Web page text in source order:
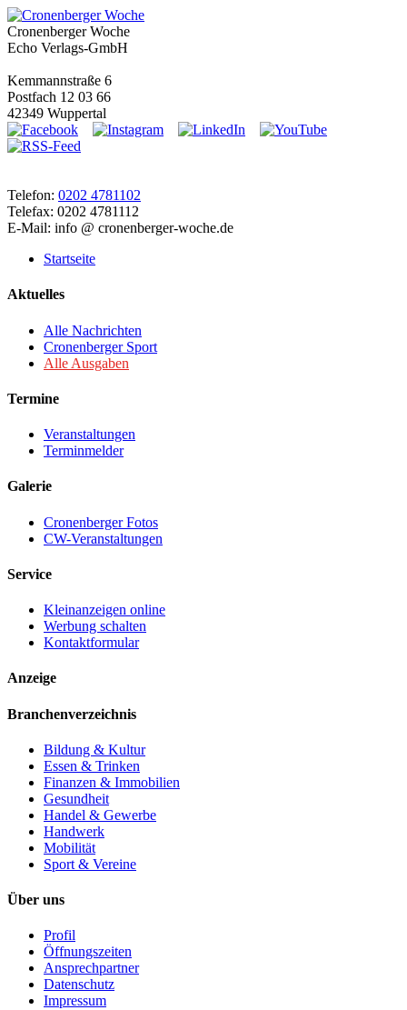
Cronenberger Woche
Echo Verlags-GmbH
Kemmannstraße 6
Postfach 12 03 66
42349 Wuppertal
Telefon: 0202 4781102
Telefax: 0202 4781112
E-Mail: info @ cronenberger-woche.de
Startseite
Aktuelles
Alle Nachrichten
Cronenberger Sport
Alle Ausgaben
Termine
Veranstaltungen
Terminmelder
Galerie
Cronenberger Fotos
CW-Veranstaltungen
Service
Kleinanzeigen online
Werbung schalten
Kontaktformular
Anzeige
Branchenverzeichnis
Bildung & Kultur
Essen & Trinken
Finanzen & Immobilien
Gesundheit
Handel & Gewerbe
Handwerk
Mobilität
Sport & Vereine
Über uns
Profil
Öffnungszeiten
Ansprechpartner
Datenschutz
Impressum